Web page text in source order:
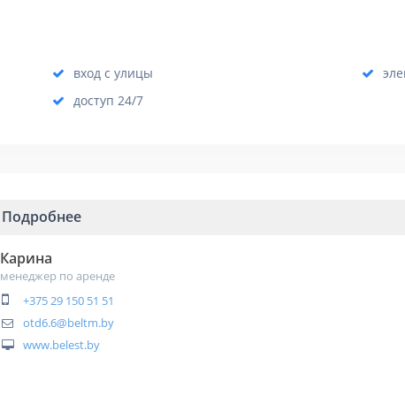
вход с улицы
доступ 24/7
Подробнее
Карина
менеджер по аренде
+375 29 150 51 51
otd6.6@beltm.by
www.belest.by